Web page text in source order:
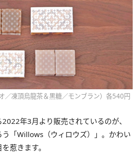
／凍頂烏龍茶＆黒糖／モンブラン）各540円
年3月より販売されているのが、
「Willows（ウィロウズ）」。かわい
惹きます。